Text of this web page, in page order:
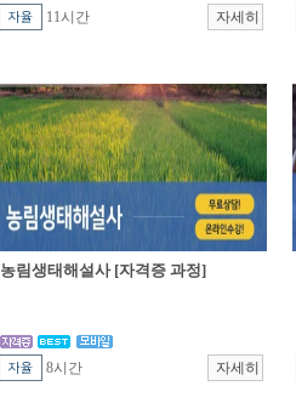
11시간
농림생태해설사 [자격증 과정]
8시간